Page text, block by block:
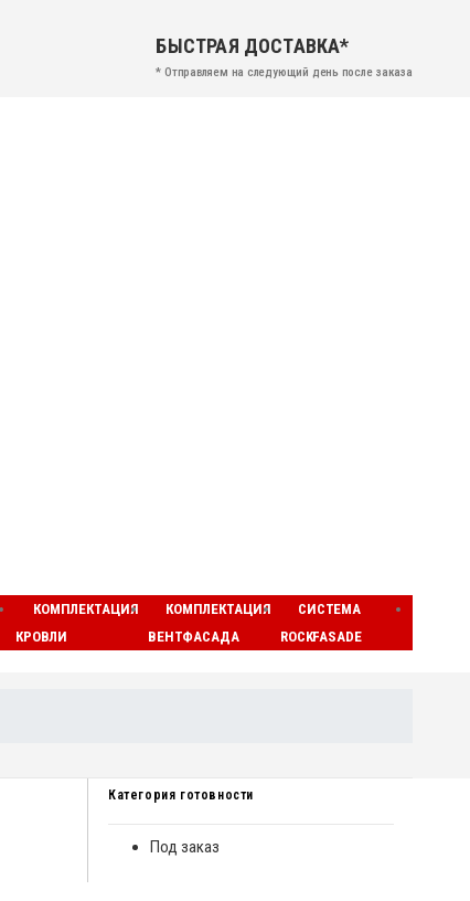
БЫСТРАЯ ДОСТАВКА*
* Отправляем на следующий день после заказа
КОМПЛЕКТАЦИЯ
КРОВЛИ
КОМПЛЕКТАЦИЯ
ВЕНТФАСАДА
СИСТЕМА
ROCKFASADE
Категория готовности
Под заказ